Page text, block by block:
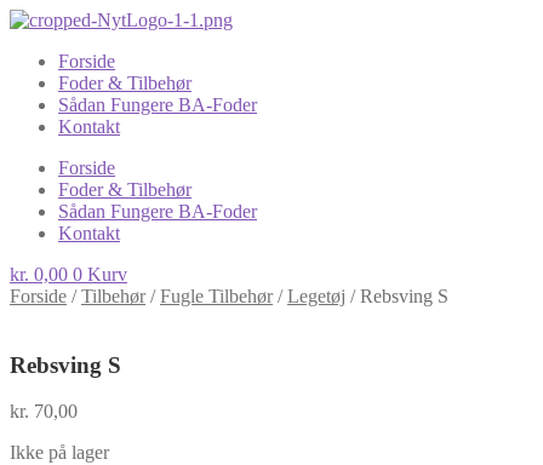
Forside
Foder & Tilbehør
Sådan Fungere BA-Foder
Kontakt
Forside
Foder & Tilbehør
Sådan Fungere BA-Foder
Kontakt
kr. 0,00 0 Kurv
Forside /Tilbehør/Fugle Tilbehør/Legetøj /Rebsving S
Rebsving S
kr. 70,00
Ikke på lager